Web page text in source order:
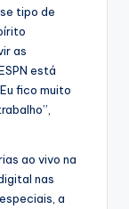
tipo de
as
está
fico muito
ao vivo na
nas
a